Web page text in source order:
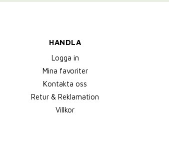
HANDLA
Logga in
Mina favoriter
Kontakta oss
Retur & Reklamation
Villkor